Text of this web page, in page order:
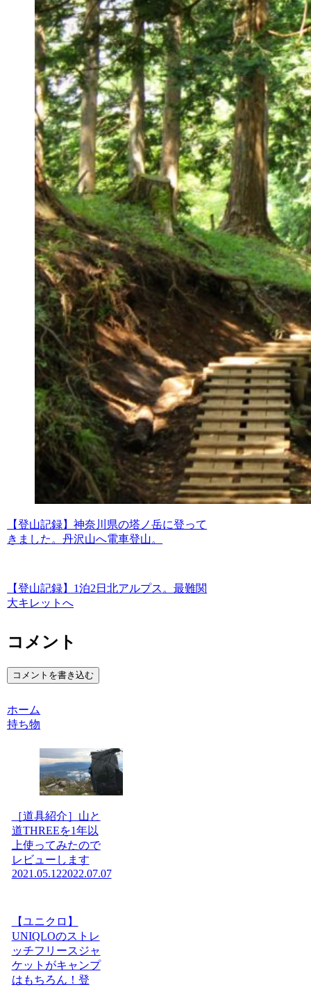
【登山記録】神奈川県の塔ノ岳に登って
きました。丹沢山へ電車登山。
【登山記録】1泊2日北アルプス。最難関
大キレットへ
コメント
コメントを書き込む
ホーム
持ち物
［道具紹介］山と
道THREEを1年以
上使ってみたので
レビューします
2021.05.122022.07.07
【ユニクロ】
UNIQLOのストレ
ッチフリースジャ
ケットがキャンプ
はもちろん！登